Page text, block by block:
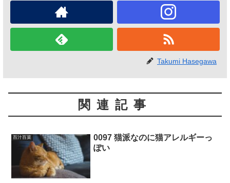
Takumi Hasegawa
関連記事
百汁百菜
0097 猫派なのに猫アレルギーっ
ぽい